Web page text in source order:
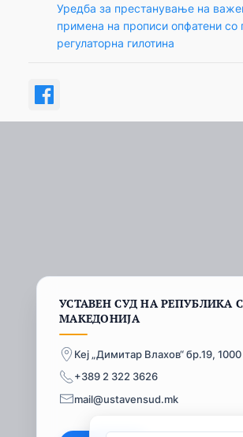
Уредба за престанување на
примена на прописи опфатени со
регулаторна гилотина
УСТАВЕН СУД НА РЕПУБЛИКА
МАКЕДОНИЈА
Кеј „Димитар Влахов“ бр.19,
+389 2 322 3626
mail@ustavensud.mk